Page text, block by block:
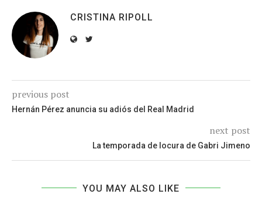
CRISTINA RIPOLL
previous post
Hernán Pérez anuncia su adiós del Real Madrid
next post
La temporada de locura de Gabri Jimeno
YOU MAY ALSO LIKE